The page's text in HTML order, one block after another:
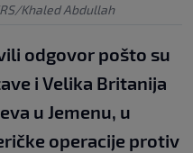
Khaled Abdullah
odgovor pošto su
i Velika Britanija
u Jemenu, u
operacije protiv